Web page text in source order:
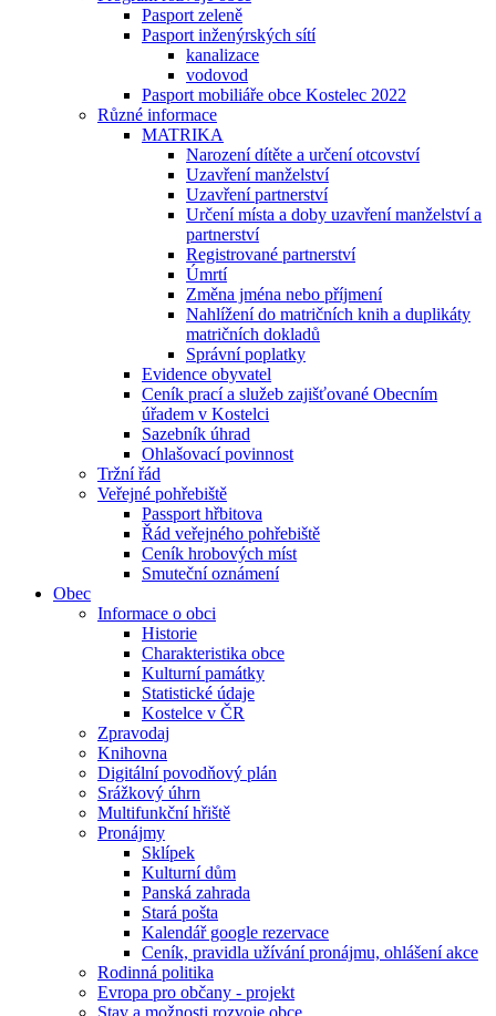
Pasport zeleně
Pasport inženýrských sítí
kanalizace
vodovod
Pasport mobiliáře obce Kostelec 2022
Různé informace
MATRIKA
Narození dítěte a určení otcovství
Uzavření manželství
Uzavření partnerství
Určení místa a doby uzavření manželství a
partnerství
Registrované partnerství
Úmrtí
Změna jména nebo příjmení
Nahlížení do matričních knih a duplikáty
matričních dokladů
Správní poplatky
Evidence obyvatel
Ceník prací a služeb zajišťované Obecním
úřadem v Kostelci
Sazebník úhrad
Ohlašovací povinnost
Tržní řád
Veřejné pohřebiště
Passport hřbitova
Řád veřejného pohřebiště
Ceník hrobových míst
Smuteční oznámení
Obec
Informace o obci
Historie
Charakteristika obce
Kulturní památky
Statistické údaje
Kostelce v ČR
Zpravodaj
Knihovna
Digitální povodňový plán
Srážkový úhrn
Multifunkční hřiště
Pronájmy
Sklípek
Kulturní dům
Panská zahrada
Stará pošta
Kalendář google rezervace
Ceník, pravidla užívání pronájmu, ohlášení akce
Rodinná politika
Evropa pro občany - projekt
Stav a možnosti rozvoje obce